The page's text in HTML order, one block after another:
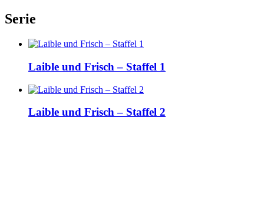
Serie
Laible und Frisch – Staffel 1
Laible und Frisch – Staffel 2